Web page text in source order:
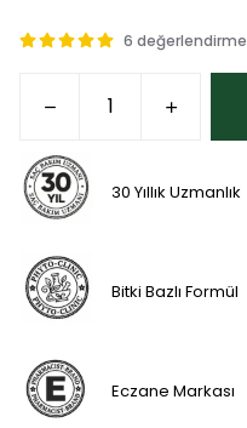
6 değerlendirme
30 Yıllık Uzmanlık
Bitki Bazlı Formül
Eczane Markası